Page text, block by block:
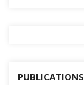
PUBLICATIONS